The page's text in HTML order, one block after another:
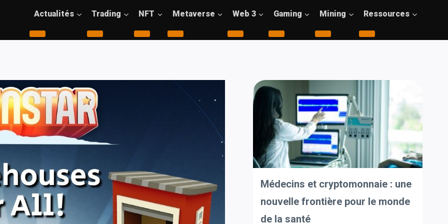
Actualités Trading NFT Metaverse Web 3 Gaming Mining Ressources
Médecins et cryptomonnaie : une
nouvelle frontière pour le monde
de la santé